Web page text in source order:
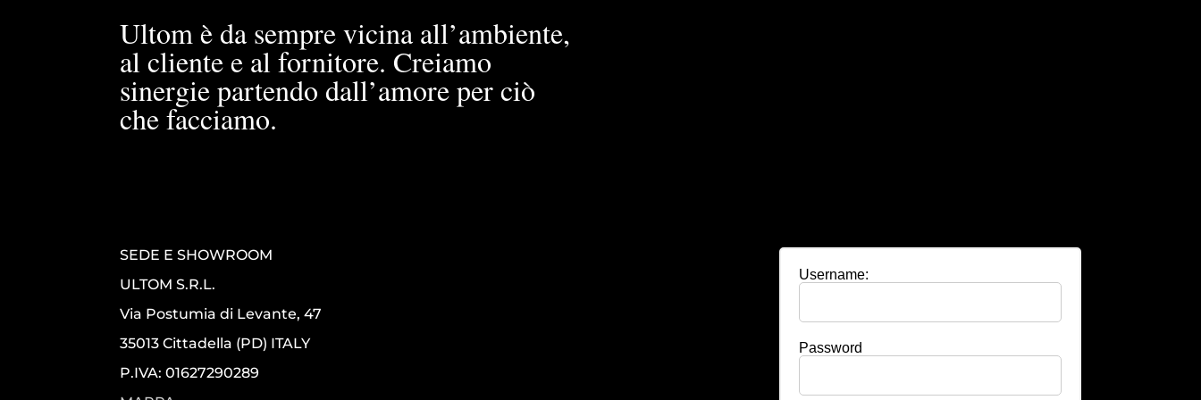
Ultom è da sempre vicina all’ambiente,
al cliente e al fornitore. Creiamo
sinergie partendo dall’amore per ciò
che facciamo.
SEDE E SHOWROOM
ULTOM S.R.L.
Via Postumia di Levante, 47
35013 Cittadella (PD) ITALY
P.IVA: 01627290289
Username:
Password